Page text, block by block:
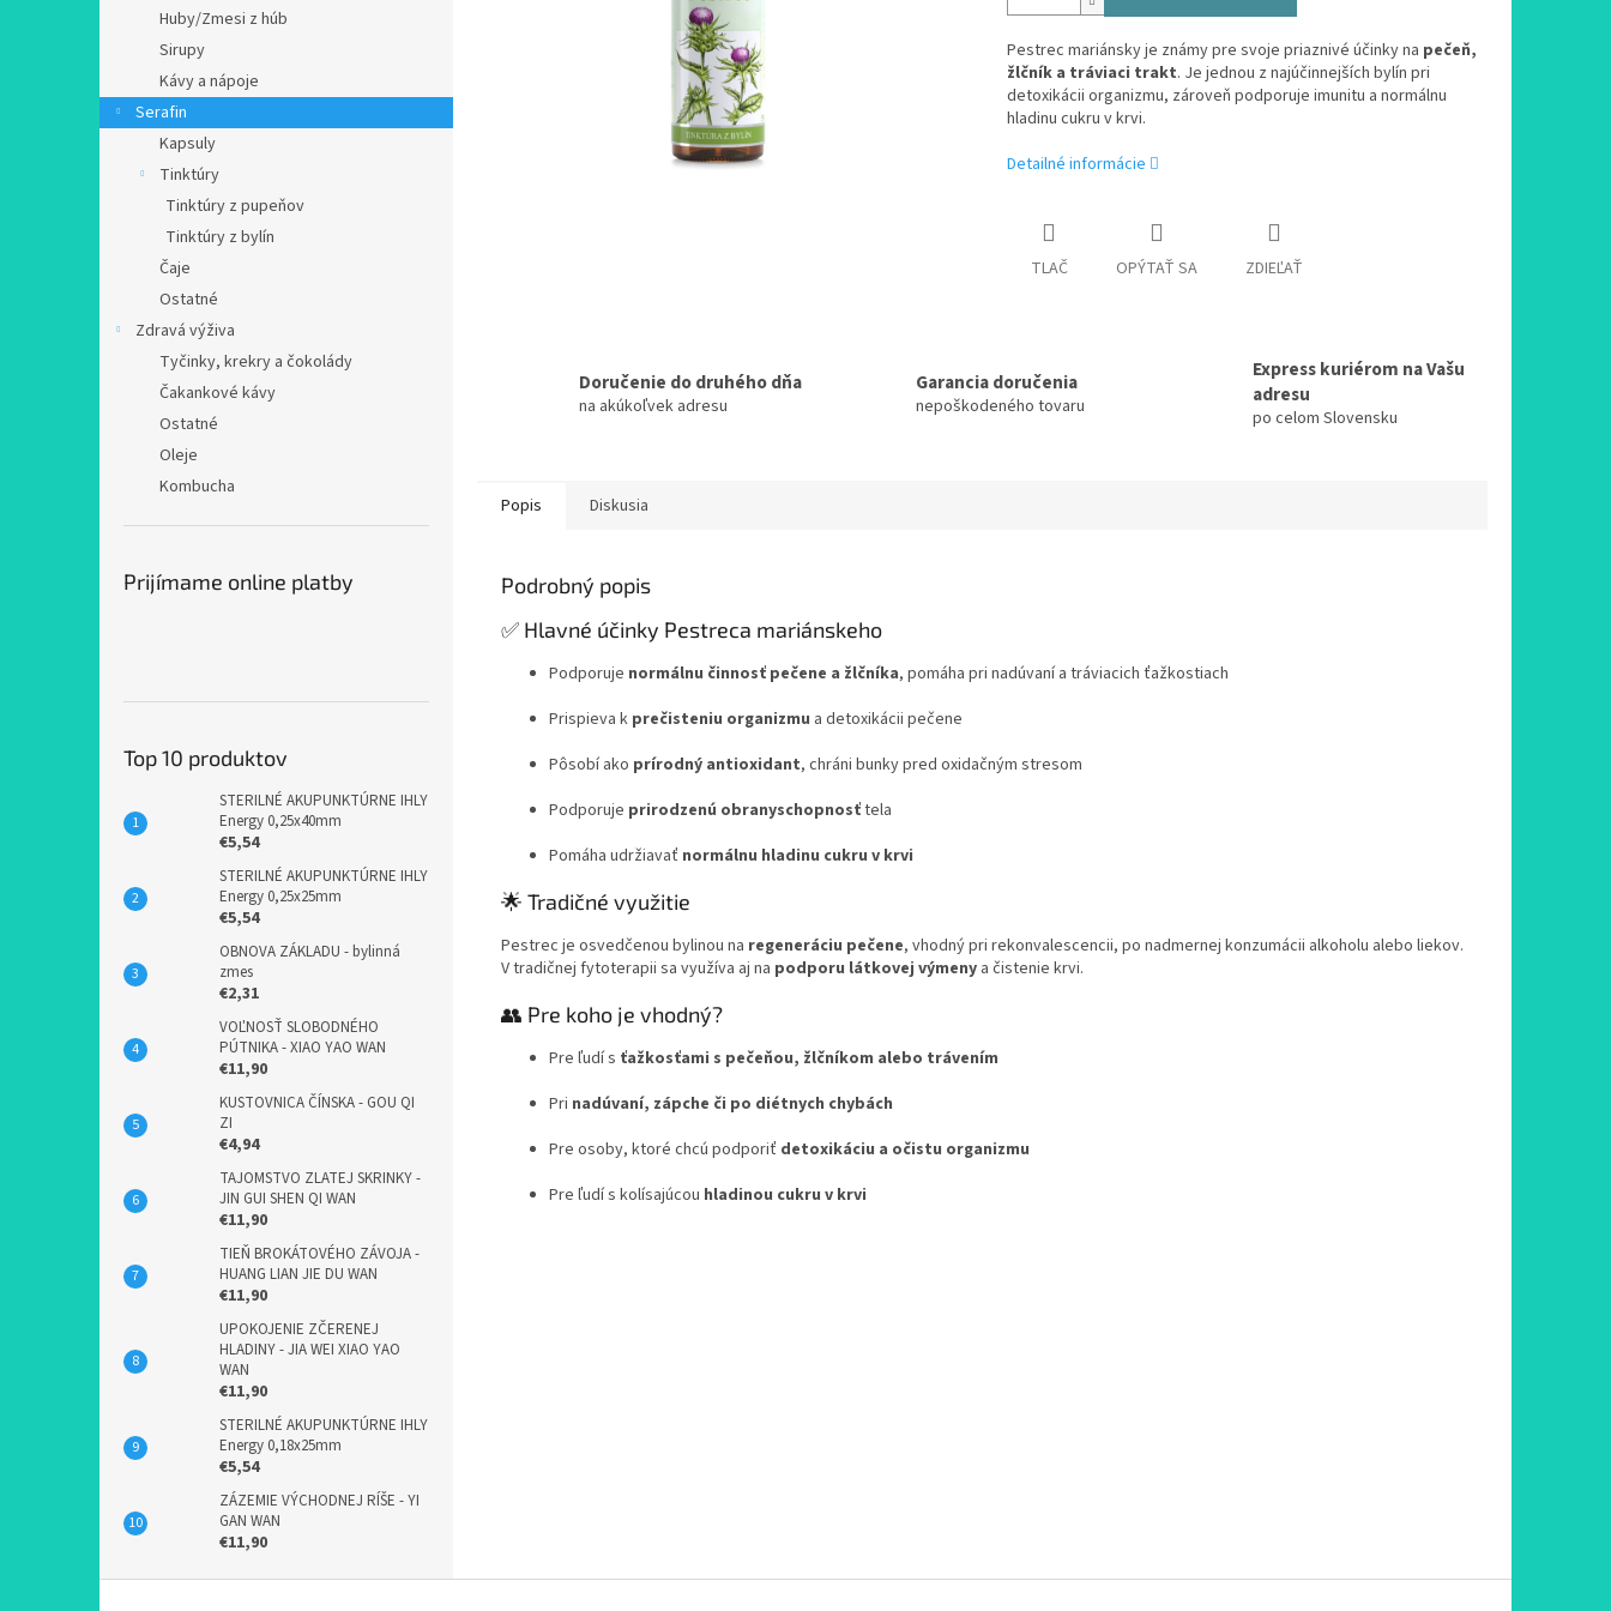
Huby/Zmesi z húb
Sirupy
Kávy a nápoje
Serafin
Kapsuly
Tinktúry
Tinktúry z pupeňov
Tinktúry z bylín
Čaje
Ostatné
Zdravá výživa
Tyčinky, krekry a čokolády
Čakankové kávy
Ostatné
Oleje
Kombucha
Prijímame online platby
Top 10 produktov
STERILNÉ AKUPUNKTÚRNE IHLY
Energy 0,25x40mm
€5,54
STERILNÉ AKUPUNKTÚRNE IHLY
Energy 0,25x25mm
€5,54
OBNOVA ZÁKLADU - bylinná
zmes
€2,31
VOĽNOSŤ SLOBODNÉHO
PÚTNIKA - XIAO YAO WAN
€11,90
KUSTOVNICA ČÍNSKA - GOU QI
ZI
€4,94
TAJOMSTVO ZLATEJ SKRINKY -
JIN GUI SHEN QI WAN
€11,90
TIEŇ BROKÁTOVÉHO ZÁVOJA -
HUANG LIAN JIE DU WAN
€11,90
UPOKOJENIE ZČERENEJ
HLADINY - JIA WEI XIAO YAO
WAN
€11,90
STERILNÉ AKUPUNKTÚRNE IHLY
Energy 0,18x25mm
€5,54
ZÁZEMIE VÝCHODNEJ RÍŠE - YI
GAN WAN
€11,90
Pestrec mariánsky je známy pre svoje priaznivé účinky na pečeň,
žlčník a tráviaci trakt. Je jednou z najúčinnejších bylín pri
detoxikácii organizmu, zároveň podporuje imunitu a normálnu
hladinu cukru v krvi.
Detailné informácie
TLAČ OPÝTAŤ SA ZDIEĽAŤ
Doručenie do druhého dňa
na akúkoľvek adresu
Garancia doručenia
nepoškodeného tovaru
Express kuriérom na Vašu
adresu
po celom Slovensku
Popis Diskusia
Podrobný popis
✅ Hlavné účinky Pestreca mariánskeho
Podporuje normálnu činnosť pečene a žlčníka, pomáha pri nadúvaní a tráviacich ťažkostiach
Prispieva k prečisteniu organizmu a detoxikácii pečene
Pôsobí ako prírodný antioxidant, chráni bunky pred oxidačným stresom
Podporuje prirodzenú obranyschopnosťtela
Pomáha udržiavať normálnu hladinu cukru v krvi
🌟 Tradičné využitie
Pestrec je osvedčenou bylinou na regeneráciu pečene, vhodný pri rekonvalescencii, po nadmernej konzumácii alkoholu alebo liekov.
V tradičnej fytoterapii sa využíva aj na podporu látkovej výmeny a čistenie krvi.
👥 Pre koho je vhodný?
Pre ľudí s ťažkosťami s pečeňou, žlčníkom alebo trávením
Pri nadúvaní, zápche či po diétnych chybách
Pre osoby, ktoré chcú podporiť detoxikáciu a očistu organizmu
Pre ľudí s kolísajúcou hladinou cukru v krvi